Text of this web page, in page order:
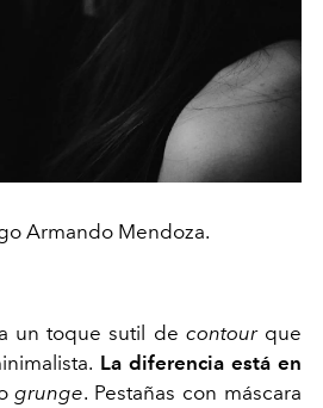
Armando Mendoza.
un toque sutil de contour que
La diferencia está en
grunge. Pestañas con máscara